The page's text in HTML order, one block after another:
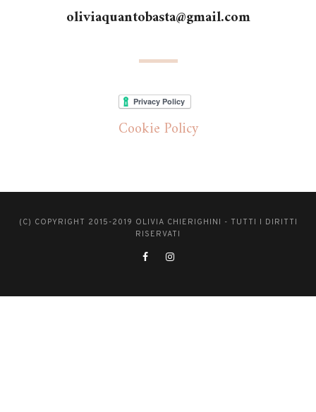
oliviaquantobasta@gmail.com
Cookie Policy
(C) COPYRIGHT 2015-2019 OLIVIA CHIERIGHINI - TUTTI I DIRITTI
RISERVATI